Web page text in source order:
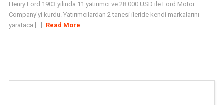
Henry Ford 1903 yılında 11 yatırımcı ve 28.000 USD ile Ford Motor
Company'yi kurdu. Yatırımcılardan 2 tanesi ileride kendi markalarını
yarataca [...]
Read More